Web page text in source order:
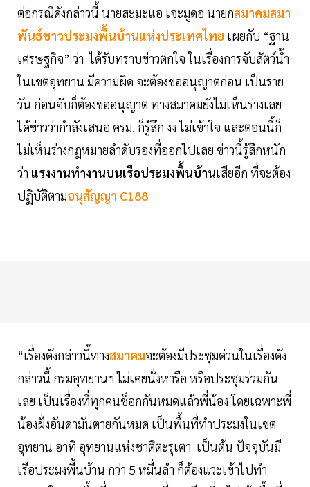
ต่อกรณีดังกล่าวนี้ นายสะมะแอ เจะมูดอ นายกสมาคมสมา
พันธ์ชาวประมงพื้นบ้านแห่งประเทศไทย เผยกับ “ฐาน
เศรษฐกิจ” ว่า ได้รับทราบข่าวตกใจ ในเรื่องการจับสัตว์น้ำ
ในเขตอุทยาน มีความผิด จะต้องขออนุญาตก่อน เป็นราย
วัน ก่อนจับก็ต้องขออนุญาต ทางสมาคมยังไม่เห็นร่างเลย
ได้ข่าวว่ากำลังเสนอ ครม. ก็รู้สึก งง ไม่เข้าใจ และตอนนี้ก็
ไม่เห็นร่างกฎหมายลำดับรองที่ออกไปเลย ข่าวนี้รู้สึกหนัก
ว่า แรงงานทำงานบนเรือประมงพื้นบ้านเสียอีก ที่จะต้อง
ปฏิบัติตามอนุสัญญา C188
“เรื่องดังกล่าวนี้ทางสมาคมจะต้องมีประชุมด่วนในเรื่องดัง
กล่าวนี้ กรมอุทยานฯ ไม่เคยนั่งหารือ หรือประชุมร่วมกัน
เลย เป็นเรื่องที่ทุกคนช็อกกันหมดแล้วพี่น้อง โดยเฉพาะพี่
น้องฝั่งอันดามันตายกันหมด เป็นพื้นที่ทำประมงในเขต
อุทยาน อาทิ อุทยานแห่งชาติตะรุเตา เป็นต้น ปัจจุบันมี
เรือประมงพื้นบ้าน กว่า 5 หมื่นลำ ก็ต้องแวะเข้าไปทำ